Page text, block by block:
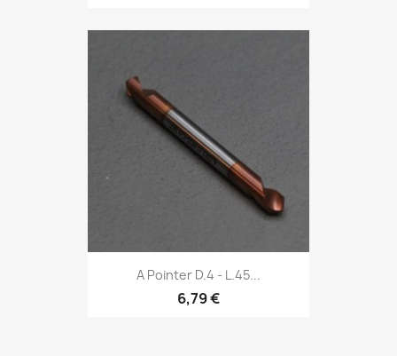
A Pointer D.4 - L.45...
6,79 €